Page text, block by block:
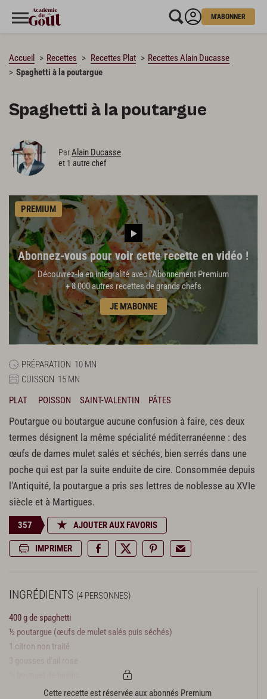
M'ABONNER
Accueil Recettes Recettes Plat
Recettes Alain Ducasse
Spaghetti à la poutargue
Spaghetti à la poutargue
ParAlain Ducasse
et 1 autre chef
PREMIUM
Abonnez-vous pour voir cette recette en vidéo !
Découvrez-la en intégralité avec l'Abonnement Premium
+ 8 000 autres recettes de grands chefs
JE M'ABONNE
PRÉPARATION 10 MN
CUISSON 15 MN
PLAT
POISSON SAINT-VALENTIN PÂTES
Poutargue ou boutargue aucune confusion à faire, ces deux
termes désignent la même spécialité méditerranéenne : des
œufs de dames mulet salés et séchés, bien serrés dans une
poche qui est par la suite enduite de cire. Consommée depuis
l'Antiquité, la poutargue a pris ses lettres de noblesse au XVIe
siècle et à Martigues.
357 AJOUTER AUX FAVORIS
IMPRIMER
INGRÉDIENTS (4 PERSONNES)
400 g de spaghetti
½ poutargue (œufs de mulet salés puis séchés)
1 citron non traité
3 gousses d'ail rose
Piment d’EspeletteCette recette est réservée aux abonnés Premium
CHARGEMENT…